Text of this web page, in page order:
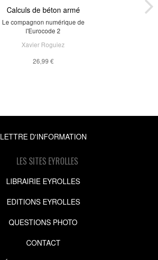
Calculs de béton armé
Le compagnon numérique de
l'Eurocode 2
Xavier Roguiez
26,99 €
LETTRE D'INFORMATION
LES SITES EYROLLES
LIBRAIRIE EYROLLES
EDITIONS EYROLLES
QUESTIONS PHOTO
CONTACT